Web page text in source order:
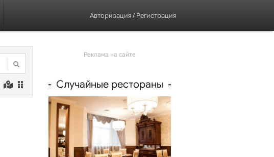
Авторизация/ Регистрация
Реклама на сайте
Случайные рестораны